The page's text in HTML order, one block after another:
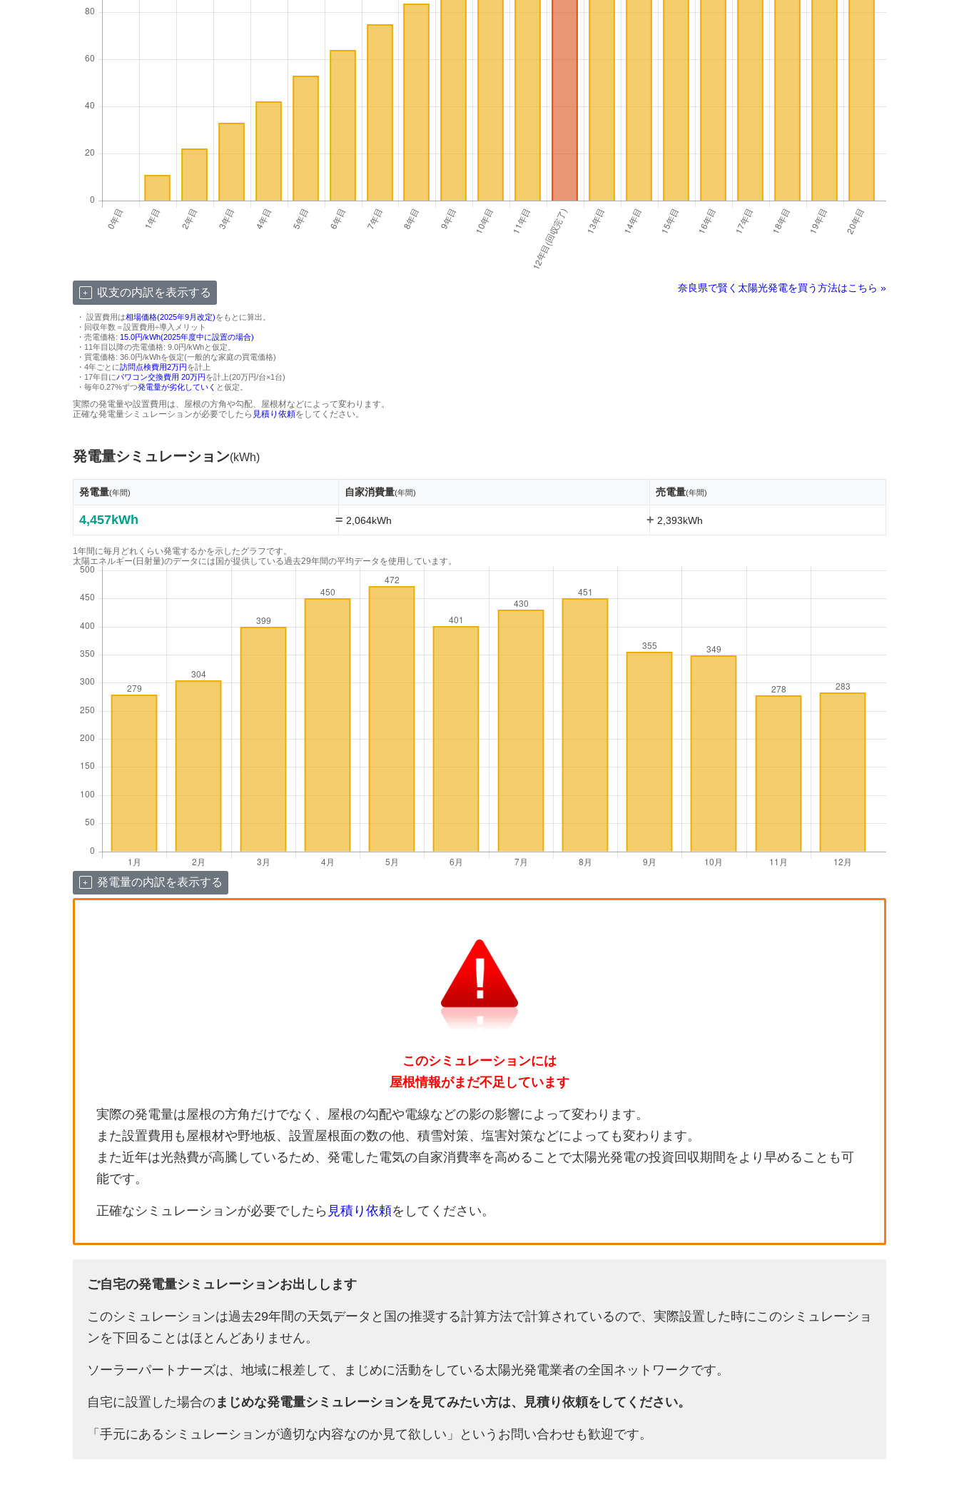
収支の内訳を表示する 奈良県で賢く太陽光発電を買う方法はこちら »
・ 設置費用は相場価格(2025年9月改定)をもとに算出。
・回収年数＝設置費用÷導入メリット
・売電価格: 15.0円/kWh(2025年度中に設置の場合)
・11年目以降の売電価格: 9.0円/kWhと仮定。
・買電価格: 36.0円/kWhを仮定(一般的な家庭の買電価格)
・4年ごとに訪問点検費用2万円を計上
・17年目にパワコン交換費用 20万円を計上(20万円/台×1台)
・毎年0.27%ずつ発電量が劣化していく と仮定。
実際の発電量や設置費用は、屋根の方角や勾配、屋根材などによって変わります。
正確な発電量シミュレーションが必要でしたら 見積り依頼をしてください。
発電量シミュレーション(kWh)
発電量(年間) 自家消費量(年間) 売電量(年間)
4,457kWh = 2,064kWh + 2,393kWh
1年間に毎月どれくらい発電するかを示したグラフです。
太陽エネルギー(日射量)のデータには国が提供している過去29年間の平均データを使用しています。
発電量の内訳を表示する
このシミュレーションには
屋根情報がまだ不足しています
実際の発電量は屋根の方角だけでなく、屋根の勾配や電線などの影の影響によって変わります。
また設置費用も屋根材や野地板、設置屋根面の数の他、積雪対策、塩害対策などによっても変わります。
また近年は光熱費が高騰しているため、発電した電気の自家消費率を高めることで太陽光発電の投資回収期間をより早めることも可
能です。
正確なシミュレーションが必要でしたら 見積り依頼をしてください。
ご自宅の発電量シミュレーションお出しします
このシミュレーションは過去29年間の天気データと国の推奨する計算方法で計算されているので、実際設置した時にこのシミュレーショ
ンを下回ることはほとんどありません。
ソーラーパートナーズは、地域に根差して、まじめに活動をしている太陽光発電業者の全国ネットワークです。
自宅に設置した場合のまじめな発電量シミュレーションを見てみたい方は、見積り依頼をしてください。
「手元にあるシミュレーションが適切な内容なのか見て欲しい」というお問い合わせも歓迎です。